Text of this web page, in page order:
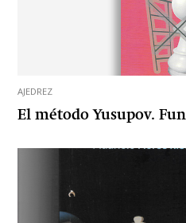
AJEDREZ
El método Yusupov.